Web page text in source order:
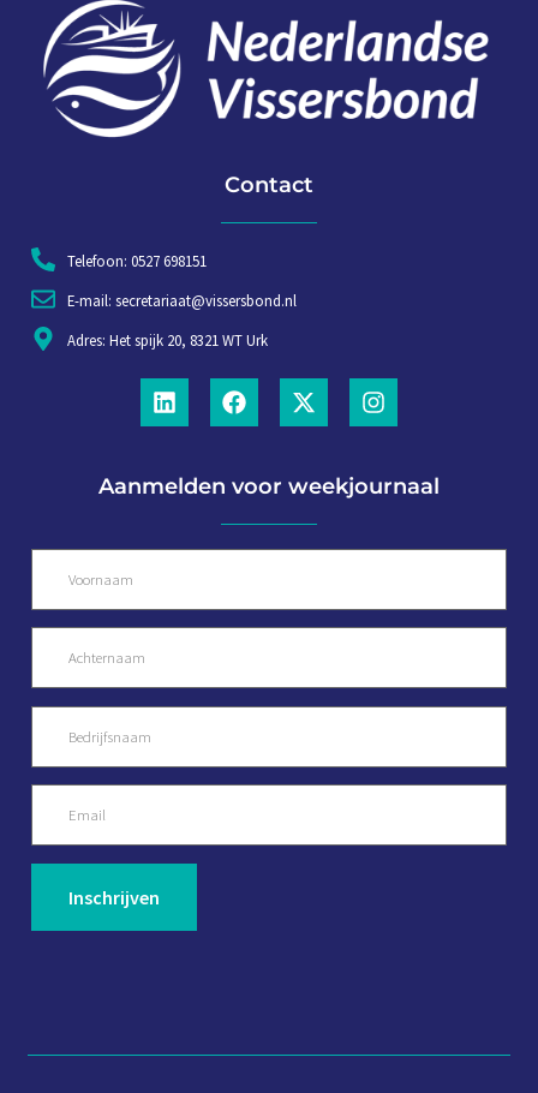
Contact
Telefoon: 0527 698151
E-mail: secretariaat@vissersbond.nl
Adres: Het spijk 20, 8321 WT Urk
Aanmelden voor weekjournaal